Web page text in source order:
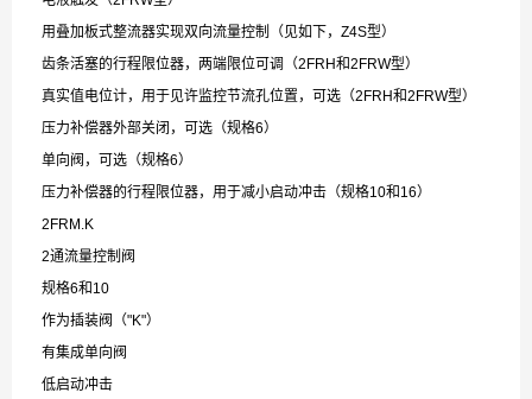
用叠加板式整流器实现双向流量控制（见如下，Z4S型）
齿条活塞的行程限位器，两端限位可调（2FRH和2FRW型）
真实值电位计，用于见许监控节流孔位置，可选（2FRH和2FRW型）
压力补偿器外部关闭，可选（规格6）
单向阀，可选（规格6）
压力补偿器的行程限位器，用于减小启动冲击（规格10和16）
2FRM.K
2通流量控制阀
规格6和10
作为插装阀（"K"）
有集成单向阀
低启动冲击